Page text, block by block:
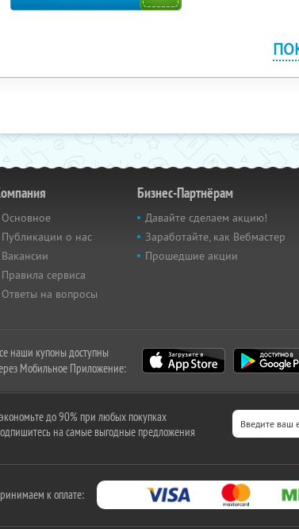
Основное
Публикации о нас
Вакансии
Правила сервиса
Ответы на вопросы
Бизнес-Партнёрам
Давайте сделаем акцию!
Заработайте, как Вебмастер
Прошедшие акции
наши купоны доступны
Мобильное Приложение:
до 90% при любых покупках
на самые выгодные предложения
к оплате: